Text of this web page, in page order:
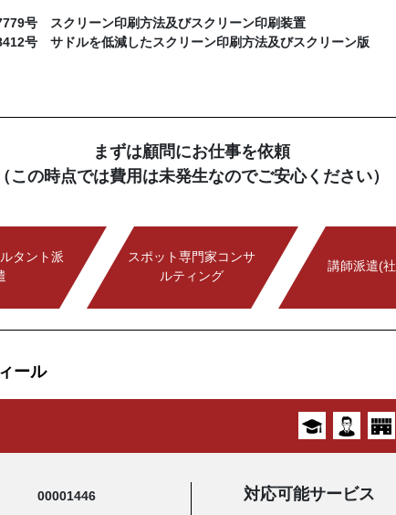
号 スクリーン印刷方法及びスクリーン印刷装置
号 サドルを低減したスクリーン印刷方法及びスクリーン版
まずは顧問にお仕事を依頼
（この時点では費用は未発生なのでご安心ください）
タント派
スポット専門家コンサ
ルティング
講師派遣(
ール
00001446
対応可能サービス